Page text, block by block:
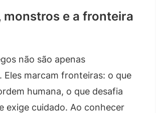
monstros e a fronteira
não são apenas
Eles marcam fronteiras: o que
humana, o que desafia
exige cuidado. Ao conhecer